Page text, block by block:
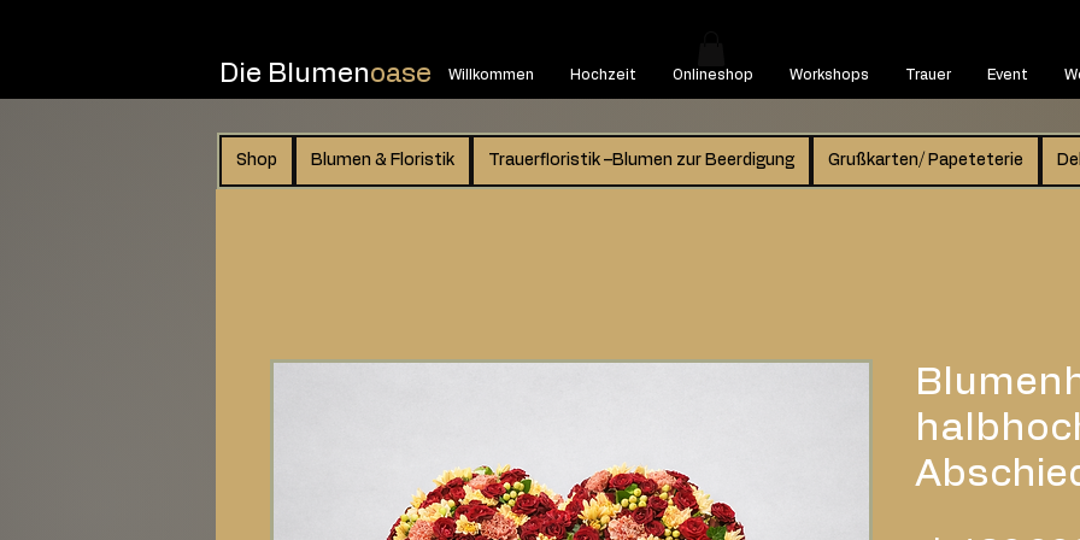
Die Blumenoase Willkommen Hochzeit Onlineshop Workshops Trauer Event
Shop Blumen & Floristik Trauerfloristik –Blumen zur Beerdigung Grußkarten/ Papeteterie